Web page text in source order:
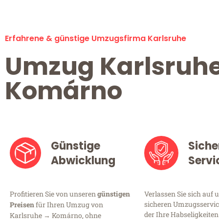
Erfahrene & günstige Umzugsfirma Karlsruhe
Umzug
Komárno
Günstige
Abwicklung
Profitieren Sie von unserengünstigen
Preisenfür Ihren Umzug von
Karlsruhe → Komárno, ohne
Verlassen Sie sich auf
sicheren
der Ihre